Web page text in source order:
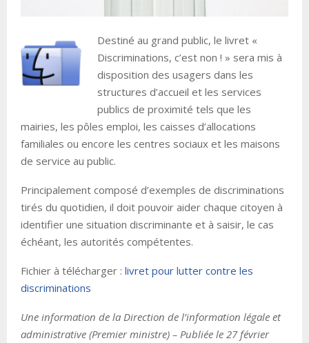
Destiné au grand public, le livret «
Discriminations, c’est non ! » sera mis à
disposition des usagers dans les
structures d’accueil et les services
publics de proximité tels que les
mairies, les pôles emploi, les caisses d’allocations
familiales ou encore les centres sociaux et les maisons
de service au public.
Principalement composé d’exemples de discriminations
tirés du quotidien, il doit pouvoir aider chaque citoyen à
identifier une situation discriminante et à saisir, le cas
échéant, les autorités compétentes.
Fichier à télécharger : livret pour lutter contre les
discriminations
Une information de la Direction de l’information légale et
administrative (Premier ministre) – Publiée le 27 février